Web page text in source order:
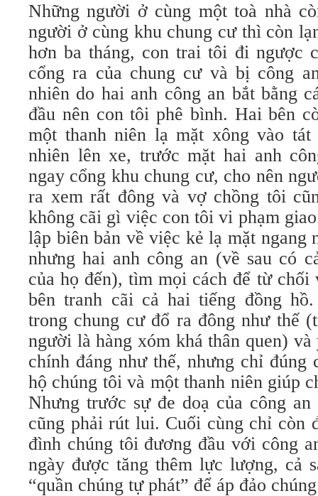
Những người ở cùng một toà nhà
người ở cùng khu chung cư thì còn
hơn ba tháng, con trai tôi đi ngược
cổng ra của chung cư và bị công
nhiên do hai anh công an bắt bằng
đầu nên con tôi phê bình. Hai bên
một thanh niên lạ mặt xông vào
nhiên lên xe, trước mặt hai anh
ngay cổng khu chung cư, cho nên
ra xem rất đông và vợ chồng tôi
không cãi gì việc con tôi vi phạm
lập biên bản về việc kẻ lạ mặt ngang
nhưng hai anh công an (về sau có
của họ đến), tìm mọi cách để từ
bên tranh cãi cả hai tiếng đồng
trong chung cư đổ ra đông như thế
người là hàng xóm khá thân quen)
chính đáng như thế, nhưng chỉ đúng
hộ chúng tôi và một thanh niên giúp
Nhưng trước sự đe doạ của công
cũng phải rút lui. Cuối cùng chỉ còn
đình chúng tôi đương đầu với công
ngày được tăng thêm lực lượng, cả
“quần chúng tự phát” để áp đảo